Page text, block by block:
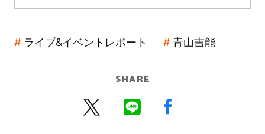
ライブ&イベントレポート 青山吉能
SHARE